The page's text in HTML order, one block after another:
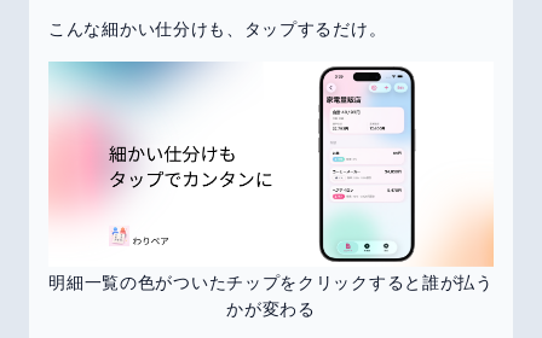
こんな細かい仕分けも、タップするだけ。
明細一覧の色がついたチップをクリックすると誰が払う
かが変わる